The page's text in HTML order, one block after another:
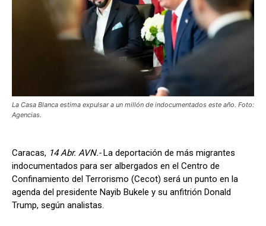
La Casa Blanca estima expulsar a un millón de indocumentados este año. Foto:
Agencias.
Caracas, 14 Abr. AVN.-La deportación de más migrantes
indocumentados para ser albergados en el Centro de
Confinamiento del Terrorismo (Cecot) será un punto en la
agenda del presidente Nayib Bukele y su anfitrión Donald
Trump, según analistas.